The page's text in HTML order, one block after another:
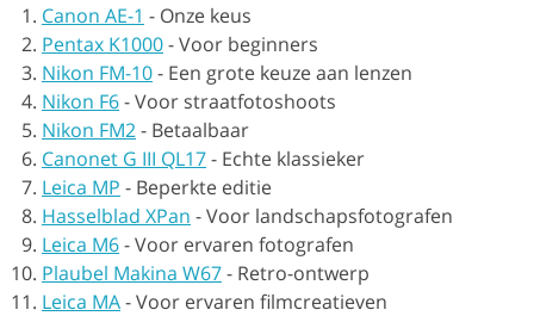
Canon AE-1 - Onze keus
Pentax K1000-Voor beginners
Nikon FM-10- Een grote keuze aan lenzen
Nikon F6-Voor straatfotoshoots
Nikon FM2- Betaalbaar
Canonet G III QL17- Echte klassieker
Leica MP - Beperkte editie
Hasselblad XPan -Voor landschapsfotografen
Leica M6-Voor ervaren fotografen
Plaubel Makina W67- Retro-ontwerp
Leica MA-Voor ervaren filmcreatieven